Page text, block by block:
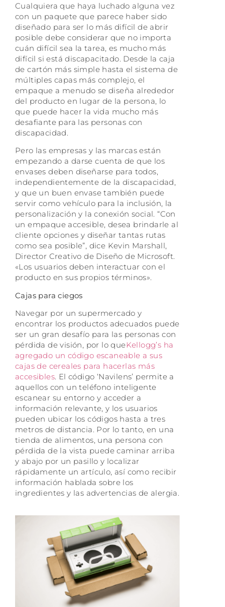
Cualquiera que haya luchado alguna vez
con un paquete que parece haber sido
diseñado para ser lo más difícil de abrir
posible debe considerar que no importa
cuán difícil sea la tarea, es mucho más
difícil si está discapacitado. Desde la caja
de cartón más simple hasta el sistema de
múltiples capas más complejo, el
empaque a menudo se diseña alrededor
del producto en lugar de la persona, lo
que puede hacer la vida mucho más
desafiante para las personas con
discapacidad.
Pero las empresas y las marcas están
empezando a darse cuenta de que los
envases deben diseñarse para todos,
independientemente de la discapacidad,
y que un buen envase también puede
servir como vehículo para la inclusión, la
personalización y la conexión social. “Con
un empaque accesible, desea brindarle al
cliente opciones y diseñar tantas rutas
como sea posible”, dice Kevin Marshall,
Director Creativo de Diseño de Microsoft.
«Los usuarios deben interactuar con el
producto en sus propios términos».
Cajas para ciegos
Navegar por un supermercado y
encontrar los productos adecuados puede
ser un gran desafío para las personas con
pérdida de visión, por lo queKellogg’s ha
agregado un código escaneable a sus
cajas de cereales para hacerlas más
accesibles. El código ‘Navilens’ permite a
aquellos con un teléfono inteligente
escanear su entorno y acceder a
información relevante, y los usuarios
pueden ubicar los códigos hasta a tres
metros de distancia. Por lo tanto, en una
tienda de alimentos, una persona con
pérdida de la vista puede caminar arriba
y abajo por un pasillo y localizar
rápidamente un artículo, así como recibir
información hablada sobre los
ingredientes y las advertencias de alergia.